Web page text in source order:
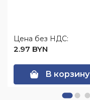
Цена без НДС:
2.97 BYN
В корзину